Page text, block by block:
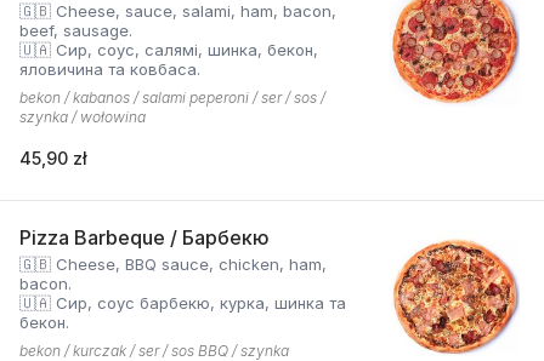
🇬🇧 Cheese, sauce, salami, ham, bacon,
beef, sausage.
🇺🇦 Сир, соус, салямі, шинка, бекон,
яловичина та ковбаса.
bekon / kabanos / salami peperoni / ser / sos /
szynka / wołowina
45,90 zł
Pizza Barbeque / Барбекю
🇬🇧 Cheese, BBQ sauce, chicken, ham,
bacon.
🇺🇦 Сир, соус барбекю, курка, шинка та
бекон.
bekon / kurczak / ser / sos BBQ / szynka